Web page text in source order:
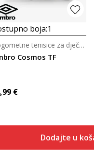
boja:1
Cosmos TF
Nogometne tenisice za dječake
€
Dodajte u